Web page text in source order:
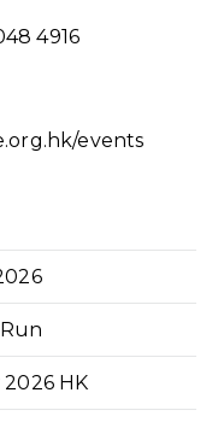
4916
events
HK